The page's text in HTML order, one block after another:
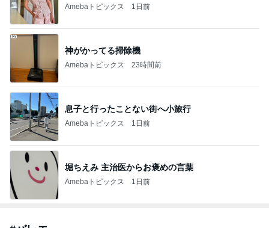
Amebaトピックス 1日前
神がかってる掃除機
Amebaトピックス 23時間前
息子と行ったことない街へ小旅行
Amebaトピックス 1日前
堀ちえみ 主治医からお褒めの言葉
Amebaトピックス 1日前